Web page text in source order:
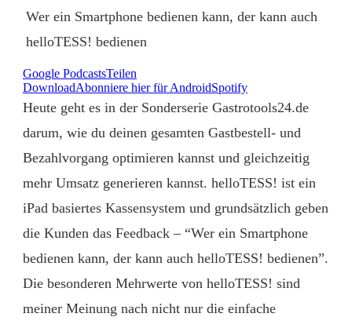
Wer ein Smartphone bedienen kann, der kann auch
helloTESS! bedienen
Google PodcastsTeilen
DownloadAbonniere hier für AndroidSpotify
Heute geht es in der Sonderserie Gastrotools24.de
darum, wie du deinen gesamten Gastbestell- und
Bezahlvorgang optimieren kannst und gleichzeitig
mehr Umsatz generieren kannst. helloTESS! ist ein
iPad basiertes Kassensystem und grundsätzlich geben
die Kunden das Feedback – “Wer ein Smartphone
bedienen kann, der kann auch helloTESS! bedienen”.
Die besonderen Mehrwerte von helloTESS! sind
meiner Meinung nach nicht nur die einfache